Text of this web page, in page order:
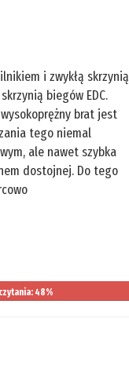
i zwykłą skrzynią
biegów EDC.
brat jest
tego niemal
ale nawet szybka
dostojnej. Do tego
48%